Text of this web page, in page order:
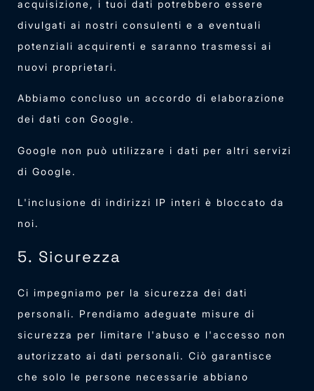
acquisizione, i tuoi dati potrebbero essere
divulgati ai nostri consulenti e a eventuali
potenziali acquirenti e saranno trasmessi ai
nuovi proprietari.
Abbiamo concluso un accordo di elaborazione
dei dati con Google.
Google non può utilizzare i dati per altri servizi
di Google.
L'inclusione di indirizzi IP interi è bloccato da
noi.
5. Sicurezza
Ci impegniamo per la sicurezza dei dati
personali. Prendiamo adeguate misure di
sicurezza per limitare l'abuso e l'accesso non
autorizzato ai dati personali. Ciò garantisce
che solo le persone necessarie abbiano